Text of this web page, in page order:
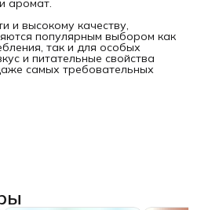
аромат.
и высокому качеству,
популярным выбором как
так и для особых
и питательные свойства
самых требовательных